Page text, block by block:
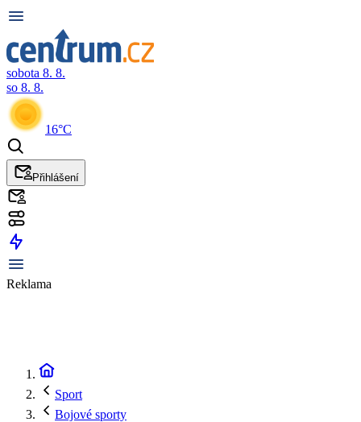
sobota 8. 8.
so 8. 8.
16°C
Přihlášení
Reklama
Sport
Bojové sporty